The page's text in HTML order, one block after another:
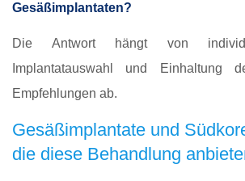
Gesäßimplantaten?
Die Antwort hängt von
Implantatauswahl und Einhaltung
Empfehlungen ab.
Gesäßimplantate und
die diese Behandlung